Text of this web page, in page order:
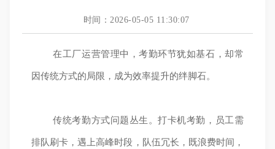
时间：2026-05-05 11:30:07
在工厂运营管理中，考勤环节犹如基石，却常
因传统方式的局限，成为效率提升的绊脚石。
传统考勤方式问题丛生。打卡机考勤，员工需
排队刷卡，遇上高峰时段，队伍冗长，既浪费时间，